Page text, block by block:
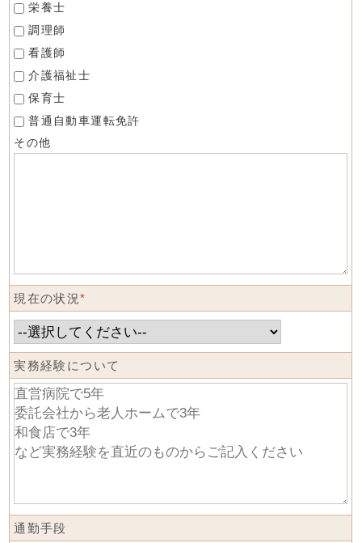
栄養士
調理師
看護師
介護福祉士
保育士
普通自動車運転免許
その他
現在の状況*
実務経験について
通勤手段